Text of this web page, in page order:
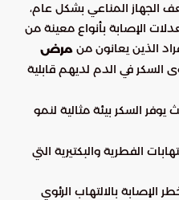
الجهاز المناعي بشكل عام،
الإصابة بأنواع معينة من
الذين يعانون من مرض
السكر في الدم لديهم قابلية
يوفر السكر بيئة مثالية لنمو
الفطرية والبكتيرية التي
الإصابة بالالتهاب الرئوي